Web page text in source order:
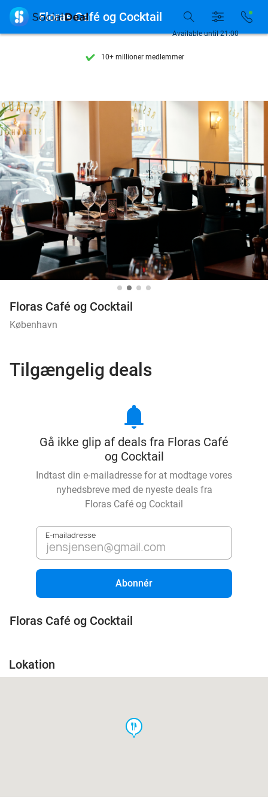
Tilgængelig 7 dage om ugen
10+ millioner medlemmer
Tilgængelig 7 dage om ugen
10+ millioner medlemmer
Available until 21:00
 Floras Café og Cocktail
Floras Café og Cocktail
København
Tilgængelig deals
notifications
Gå ikke glip af deals fra Floras Café
og Cocktail
Indtast din e-mailadresse for at modtage vores
nyhedsbreve med de nyeste deals fra
Floras Café og Cocktail
E-mailadresse
Abonnér
Floras Café og Cocktail
Lokation
food